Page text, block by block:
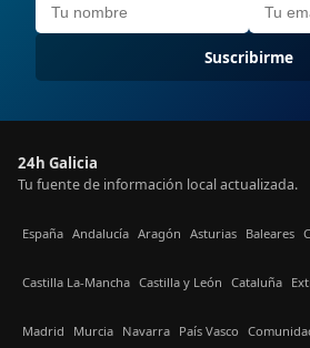
Suscribirme
24h Galicia
Tu fuente de información local actualizada.
España Andalucía Aragón Asturias Baleares
Castilla La-Mancha Castilla y León Cataluña
Madrid Murcia Navarra País Vasco